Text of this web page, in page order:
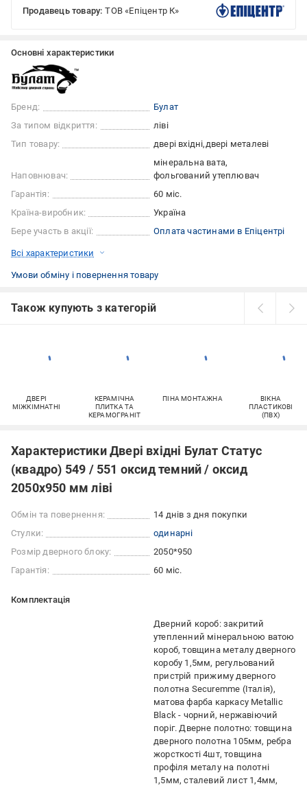
Продавець товару: ТОВ «Епіцентр К»
Основні характеристики
Бренд:
Булат
За типом відкриття:
ліві
Тип товару:
двері вхідні двері металеві
Наповнювач:
мінеральна вата
фольгований утеплювач
Гарантія:
60 міс.
Країна-виробник:
Україна
Бере участь в акції:
Оплата частинами в Епіцентрі
Всі характеристики
Умови обміну і повернення товару
Також купують з категорій
ДВЕРІ
МІЖКІМНАТНІ
КЕРАМІЧНА
ПЛИТКА ТА
КЕРАМОГРАНІТ
ПІНА МОНТАЖНА
ВІКНА
ПЛАСТИКОВІ
(ПВХ)
Характеристики Двері вхідні Булат Статус
(квадро) 549 / 551 оксид темний / оксид
2050x950 мм ліві
Обмін та повернення:
14 днів з дня покупки
Стулки:
одинарні
Розмір дверного блоку:
2050*950
Гарантія:
60 міс.
Комплектація
Дверний короб: закритий
утепленний мінеральною ватою
короб, товщина металу дверного
коробу 1,5мм, регульований
пристрій прижиму дверного
полотна Securemme (Італія),
матова фарба каркасу Metallic
Black - чорний, нержавіючий
поріг. Дверне полотно: товщина
дверного полотна 105мм, ребра
жорсткості 4шт, товщина
профіля металу на полотні
1,5мм, сталевий лист 1,4мм,